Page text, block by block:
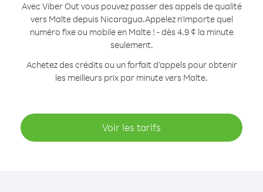
Avec Viber Out vous pouvez passer des appels de qualité
vers Malte depuis Nicaragua.Appelez n'importe quel
numéro fixe ou mobile en Malte ! - dès 4.9 ¢ la minute
seulement.
Achetez des crédits ou un forfait d’appels pour obtenir
les meilleurs prix par minute vers Malte.
Voir les tarifs